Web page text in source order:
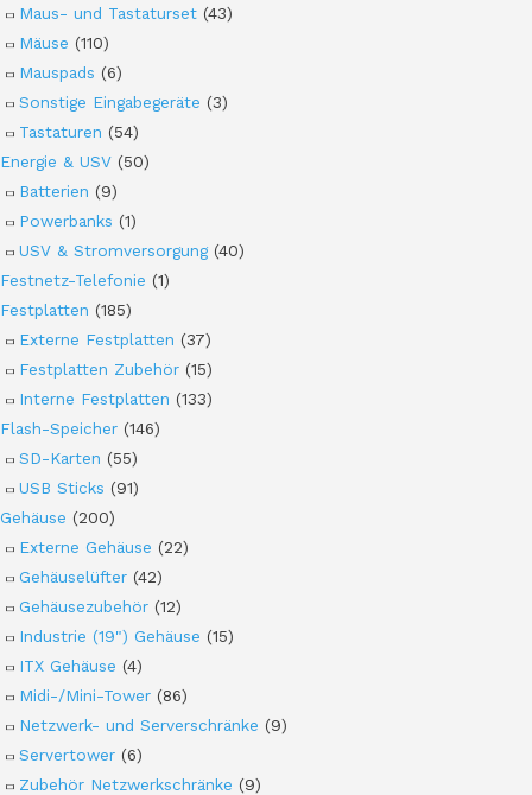
Maus- und Tastaturset (43)
Mäuse (110)
Mauspads (6)
Sonstige Eingabegeräte (3)
Tastaturen (54)
Energie & USV (50)
Batterien (9)
Powerbanks (1)
USV & Stromversorgung (40)
Festnetz-Telefonie (1)
Festplatten (185)
Externe Festplatten (37)
Festplatten Zubehör (15)
Interne Festplatten (133)
Flash-Speicher (146)
SD-Karten (55)
USB Sticks (91)
Gehäuse (200)
Externe Gehäuse (22)
Gehäuselüfter (42)
Gehäusezubehör (12)
Industrie (19") Gehäuse (15)
ITX Gehäuse (4)
Midi-/Mini-Tower (86)
Netzwerk- und Serverschränke (9)
Servertower (6)
Zubehör Netzwerkschränke (9)